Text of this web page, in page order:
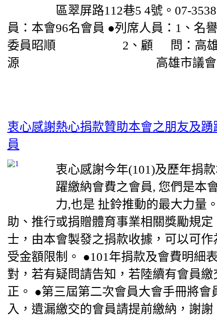
區翠屏路112巷5 4號。07-
員：本會96名會員 ●列席人員：1、名
委員昭順 2、顧 問：高雄市
源 高雄市議會莊議
衷心感謝熱心捐款贊助本會之朋友及
員
衷心感謝今年(101)及歷年捐
躍繳納會費之會員, 您們是本
力,也是 扯鈴推動的最大力量
助、推行或捐贈體育事業相關獎勵規
士，由本會製發之捐款收據，可以可
受金額限制。 ●101年捐款及會費明細
對，若有疑問請告知，若陸續有會員
正。 ●第三屆第二次會員大會手冊將會
入，遺漏繳交的會員請提前繳納，謝